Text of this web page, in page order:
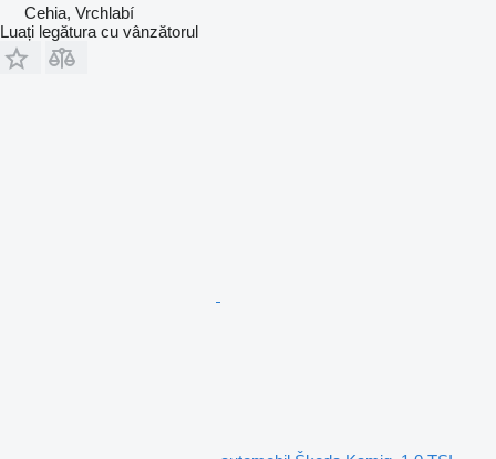
Cehia, Vrchlabí
Luați legătura cu vânzătorul